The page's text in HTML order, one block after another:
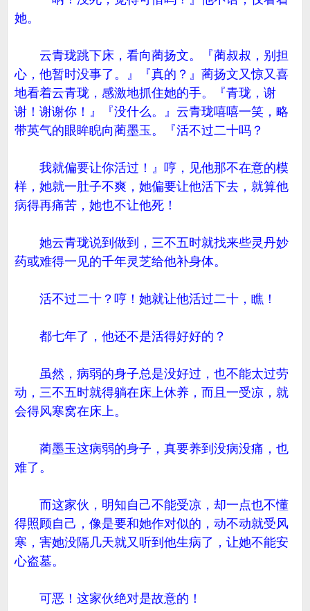
她。
云青珑跳下床，看向蔺扬文。『蔺叔叔，别担
心，他暂时没事了。』『真的？』蔺扬文又惊又喜
地看着云青珑，感激地抓住她的手。『青珑，谢
谢！谢谢你！』『没什么。』云青珑嘻嘻一笑，略
带英气的眼眸睨向蔺墨玉。『活不过二十吗？
我就偏要让你活过！』哼，见他那不在意的模
样，她就一肚子不爽，她偏要让他活下去，就算他
病得再痛苦，她也不让他死！
她云青珑说到做到，三不五时就找来些灵丹妙
药或难得一见的千年灵芝给他补身体。
活不过二十？哼！她就让他活过二十，瞧！
都七年了，他还不是活得好好的？
虽然，病弱的身子总是没好过，也不能太过劳
动，三不五时就得躺在床上休养，而且一受凉，就
会得风寒窝在床上。
蔺墨玉这病弱的身子，真要养到没病没痛，也
难了。
而这家伙，明知自己不能受凉，却一点也不懂
得照顾自己，像是要和她作对似的，动不动就受风
寒，害她没隔几天就又听到他生病了，让她不能安
心盗墓。
可恶！这家伙绝对是故意的！